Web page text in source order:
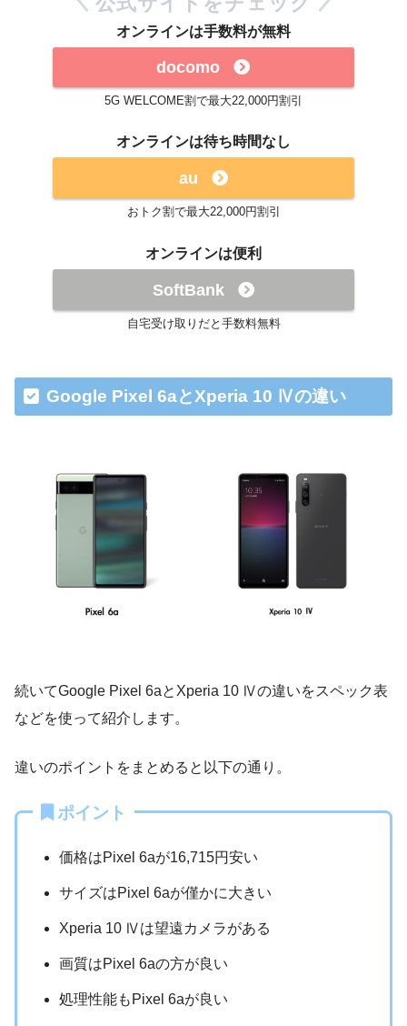
オンラインは手数料が無料
docomo
5G WELCOME割で最大22,000円割引
オンラインは待ち時間なし
au
おトク割で最大22,000円割引
オンラインは便利
SoftBank
自宅受け取りだと手数料無料
Google Pixel 6aとXperia 10 Ⅳの違い
続いてGoogle Pixel 6aとXperia 10 Ⅳの違いをスペック表
などを使って紹介します。
違いのポイントをまとめると以下の通り。
ポイント
価格はPixel 6aが16,715円安い
サイズはPixel 6aが僅かに大きい
Xperia 10 Ⅳは望遠カメラがある
画質はPixel 6aの方が良い
処理性能もPixel 6aが良い